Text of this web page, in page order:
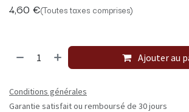
4,60 €(Toutes taxes comprises)
Ajouter au
Conditions générales
Garantie satisfait ou remboursé de 30 jours